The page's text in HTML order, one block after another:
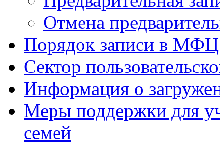
Отмена
Порядок записи в МФЦ
Сектор
Информация о
Меры поддержки для
семей